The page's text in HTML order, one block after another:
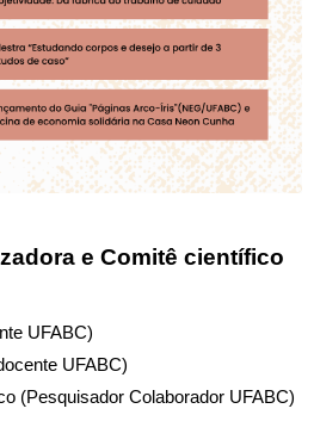
e Comitê científico
UFABC)
UFABC)
(Pesquisador Colaborador UFABC)